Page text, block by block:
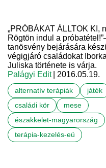
„PRÓBÁKAT ÁLLTOK KI,
Rögtön indul a
tanösvény bejárására
végigjáró családokat
Juliska története is várja.
Palágyi Edit
| 2016.05.19.
alternatív terápiák játék
családi kör
mese
északkelet-magyarország
terápia-kezelés-eü